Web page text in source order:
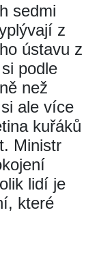
sedmi
z
ústavu z
podle
než
ale více
kuřáků
Ministr
lidí je
které